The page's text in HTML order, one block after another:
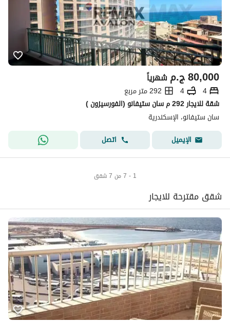
ج.م80,000 شهرياً
4
4
292 متر مربع
شقة للايجار 292 م سان ستيفانو (الفورسيزون )
سان ستيفانو، الإسكندرية
الإيميل
اتصل
1 - 7 من 7 شقق
شقق مقترحة للايجار